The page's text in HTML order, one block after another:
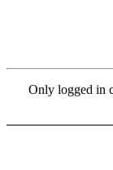
Only logged in